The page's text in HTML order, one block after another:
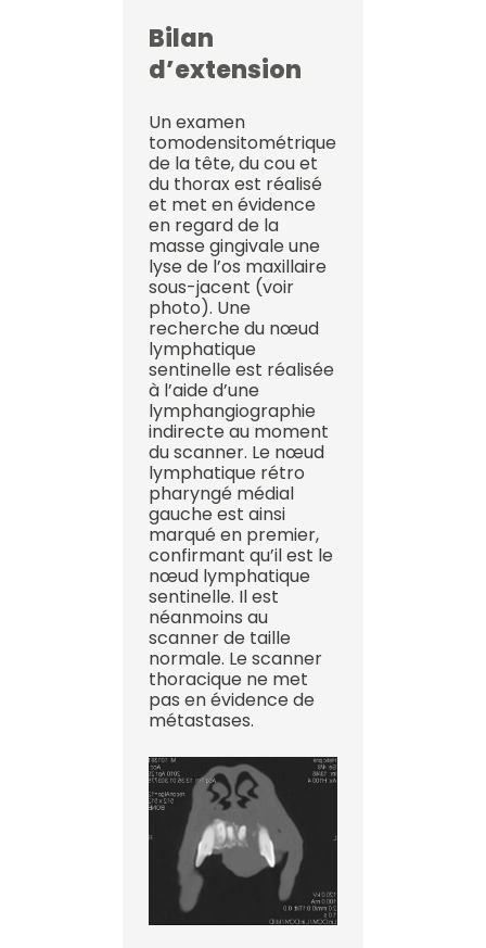
Bilan
d’extension
Un examen
tomodensitométrique
de la tête, du cou et
du thorax est réalisé
et met en évidence
en regard de la
masse gingivale une
lyse de l’os maxillaire
sous-jacent (voir
photo). Une
recherche du nœud
lymphatique
sentinelle est réalisée
à l’aide d’une
lymphangiographie
indirecte au moment
du scanner. Le nœud
lymphatique rétro
pharyngé médial
gauche est ainsi
marqué en premier,
confirmant qu’il est le
nœud lymphatique
sentinelle. Il est
néanmoins au
scanner de taille
normale. Le scanner
thoracique ne met
pas en évidence de
métastases.